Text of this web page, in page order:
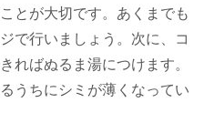
とが大切です。あくまでも
で行いましょう。次に、コ
ればぬるま湯につけます。
うちにシミが薄くなってい